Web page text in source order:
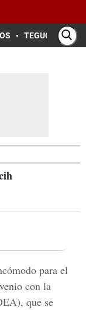
TEGUCIGALPA
para el
con la
que se